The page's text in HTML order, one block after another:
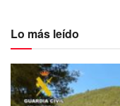
Lo más leído